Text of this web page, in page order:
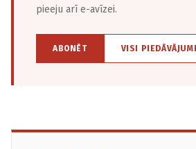
pieeju arī e-avīzei.
ABONĒT VISI PIEDĀVĀJUMI